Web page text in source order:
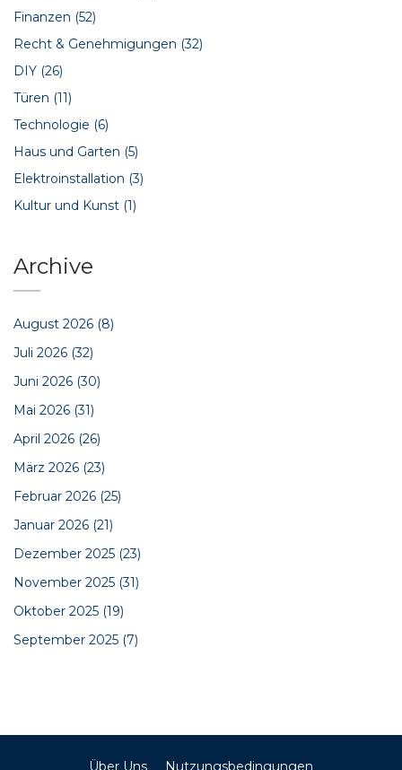
Finanzen (52)
Recht & Genehmigungen (32)
DIY (26)
Türen (11)
Technologie (6)
Haus und Garten (5)
Elektroinstallation (3)
Kultur und Kunst (1)
Archive
August 2026 (8)
Juli 2026 (32)
Juni 2026 (30)
Mai 2026 (31)
April 2026 (26)
März 2026 (23)
Februar 2026 (25)
Januar 2026 (21)
Dezember 2025 (23)
November 2025 (31)
Oktober 2025 (19)
September 2025 (7)
Über Uns Nutzungsbedingungen